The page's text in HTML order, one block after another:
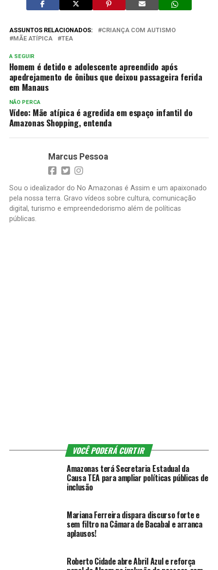
ASSUNTOS RELACIONADOS:
CRIANÇA COM AUTISMO
MÃE ATÍPICA
TEA
A SEGUIR
Homem é detido e adolescente apreendido após
apedrejamento de ônibus que deixou passageira ferida
em Manaus
NÃO PERCA
Vídeo: Mãe atípica é agredida em espaço infantil do
Amazonas Shopping, entenda
Marcus Pessoa
Sou o idealizador do No Amazonas é Assim e um apaixonado
pela nossa terra. Gravo vídeos sobre cultura, comunicação
digital, turismo e empreendedorismo além de políticas
públicas.
VOCÊ PODERÁ CURTIR
Amazonas terá Secretaria Estadual da
Causa TEA para ampliar políticas públicas de
inclusão
Mariana Ferreira dispara discurso forte e
sem filtro na Câmara de Bacabal e arranca
aplausos!
Roberto Cidade abre Abril Azul e reforça